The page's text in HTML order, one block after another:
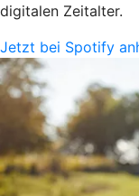
digitalen Zeitalter.
Jetzt bei Spotify